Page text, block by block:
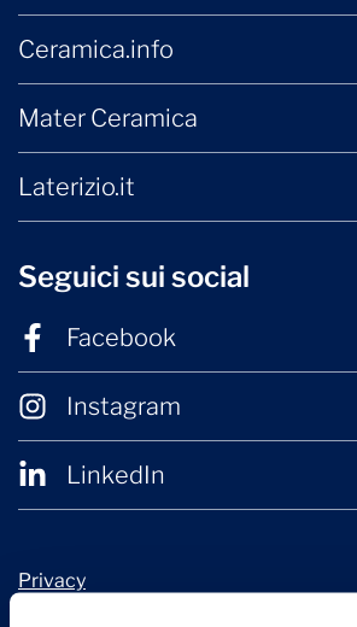
Ceramica.info
Mater Ceramica
Laterizio.it
Seguici sui social
Facebook
Instagram
LinkedIn
Privacy